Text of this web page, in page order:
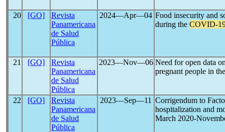
20 [GO]
Revista
Panamericana
de Salud
Pública
2024―Apr―04 Food insecurity and
during the COVID-
21 [GO]
Revista
Panamericana
de Salud
Pública
2023―Nov―06 Need for open data
pregnant people in
22 [GO]
Revista
Panamericana
de Salud
Pública
2023―Sep―11 Corrigendum to
hospitalization and
March 2020-